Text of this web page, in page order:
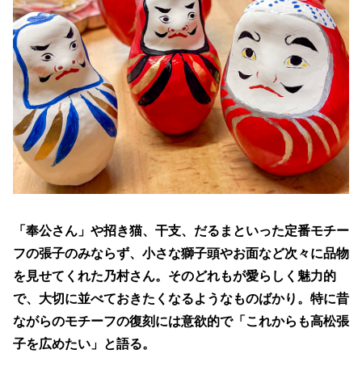
「奉公さん」や招き猫、干支、だるまといった定番モチー
フの張子のみならず、小さな獅子頭やお面など次々に品物
を見せてくれた乃村さん。そのどれもが愛らしく魅力的
で、大切に並べておきたくなるようなものばかり。特に昔
ながらのモチーフの復刻には意欲的で「これからも高松張
子を広めたい」と語る。